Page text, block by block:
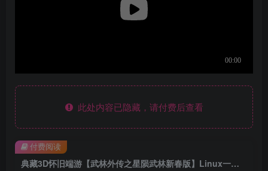
此处内容已隐藏，请付费后查看
典藏3D怀旧端游【武林外传之星陨武林新春版】Linux一键全自动搭建脚本+Linux手工服务端+GM工具+网页注册+PC客户端+详细搭建教程
付费阅读